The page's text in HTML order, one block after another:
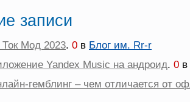
записи
Ток Мод 2023. 0 в Блог им. Rr-r
Yandex Music на андроид. 0 в
гемблинг – чем отличается от